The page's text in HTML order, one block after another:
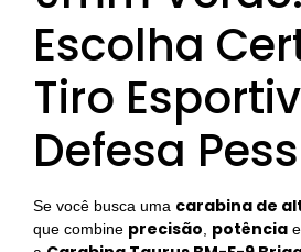
Escolha
Tiro
Defesa
Se você busca uma carabina de
que combine precisão potência e